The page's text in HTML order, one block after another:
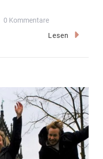
0 KommentareZu
Eindrücke
Lesen